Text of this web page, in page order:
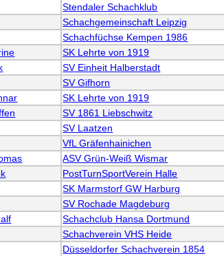
Stendaler Schachklub
Schachgemeinschaft Leipzig
Schachfüchse Kempen 1986
SK Lehrte von 1919
SV Einheit Halberstadt
SV Gifhorn
SK Lehrte von 1919
SV 1861 Liebschwitz
SV Laatzen
VfL Gräfenhainichen
ASV Grün-Weiß Wismar
PostTurnSportVerein Halle
SK Marmstorf GW Harburg
SV Rochade Magdeburg
Schachclub Hansa Dortmund
Schachverein VHS Heide
Düsseldorfer Schachverein 1854